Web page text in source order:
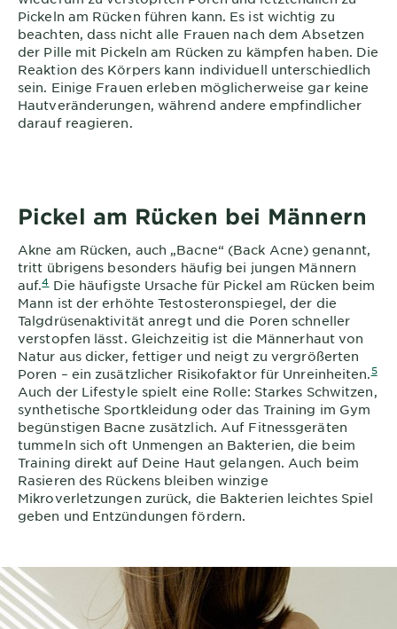
Pickeln am Rücken führen kann. Es ist wichtig zu
beachten, dass nicht alle Frauen nach dem Absetzen
der Pille mit Pickeln am Rücken zu kämpfen haben. Die
Reaktion des Körpers kann individuell unterschiedlich
sein. Einige Frauen erleben möglicherweise gar keine
Hautveränderungen, während andere empfindlicher
darauf reagieren.
Pickel am Rücken bei Männern
Akne am Rücken, auch „Bacne“ (Back Acne) genannt,
tritt übrigens besonders häufig bei jungen Männern
auf.4Die häufigste Ursache für Pickel am Rücken beim
Mann ist der erhöhte Testosteronspiegel, der die
Talgdrüsenaktivität anregt und die Poren schneller
verstopfen lässt. Gleichzeitig ist die Männerhaut von
Natur aus dicker, fettiger und neigt zu vergrößerten
Poren – ein zusätzlicher Risikofaktor für Unreinheiten.5
Auch der Lifestyle spielt eine Rolle: Starkes Schwitzen,
synthetische Sportkleidung oder das Training im Gym
begünstigen Bacne zusätzlich. Auf Fitnessgeräten
tummeln sich oft Unmengen an Bakterien, die beim
Training direkt auf Deine Haut gelangen. Auch beim
Rasieren des Rückens bleiben winzige
Mikroverletzungen zurück, die Bakterien leichtes Spiel
geben und Entzündungen fördern.